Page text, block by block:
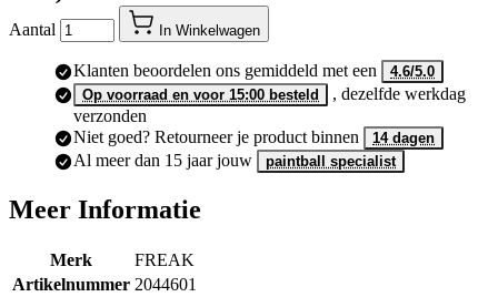
Aantal In Winkelwagen
Klanten beoordelen ons gemiddeld met een
4.6/5.0
Op voorraad en voor 15:00 besteld
, dezelfde werkdag
verzonden
Niet goed? Retourneer je product binnen
14 dagen
Al meer dan 15 jaar jouw paintball specialist
Meer Informatie
Merk
FREAK
Artikelnummer 2044601